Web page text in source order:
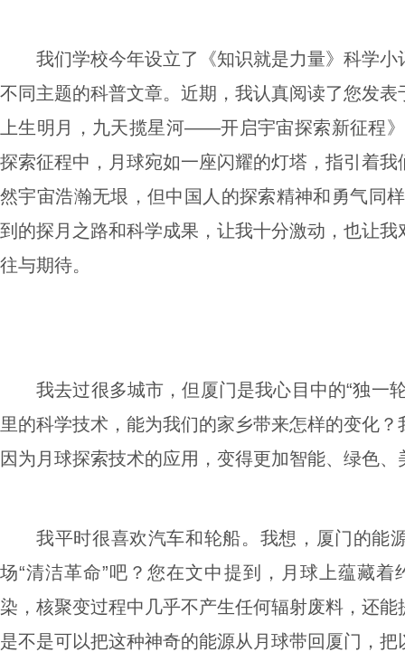
我们学校今年设立了《知识就是力量》科学
不同主题的科普文章。近期，我认真阅读了您发
上生明月，九天揽星河——开启宇宙探索新征程
探索征程中，月球宛如一座闪耀的灯塔，指引着
然宇宙浩瀚无垠，但中国人的探索精神和勇气同
到的探月之路和科学成果，让我十分激动，也让
往与期待。
我去过很多城市，但厦门是我心目中的“独一
里的科学技术，能为我们的家乡带来怎样的变化
因为月球探索技术的应用，变得更加智能、绿色、
我平时很喜欢汽车和轮船。我想，厦门的能
场“清洁革命”吧？您在文中提到，月球上蕴藏
染，核聚变过程中几乎不产生任何辐射废料，还
是不是可以把这种神奇的能源从月球带回厦门，